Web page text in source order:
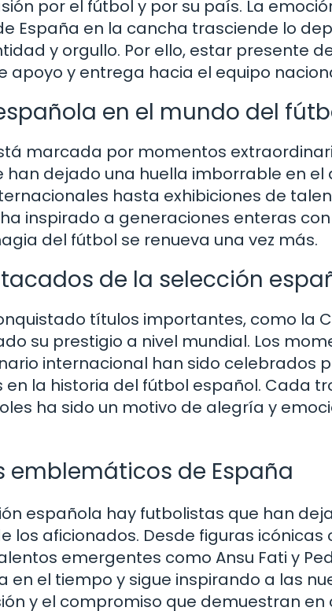
por el fútbol y por su país. La
España en la cancha trasciende lo
y orgullo. Por ello, estar presente
apoyo y entrega hacia el equipo
en el mundo del
marcada por momentos
dejado una huella imborrable en el
hasta exhibiciones de
inspirado a generaciones enteras
del fútbol se renueva una vez más.
de la selección
títulos importantes, como la
su prestigio a nivel mundial. Los
internacional han sido celebrados
la historia del fútbol español. Cada
ha sido un motivo de alegría y
emblemáticos de España
española hay futbolistas que han
aficionados. Desde figuras icónicas
emergentes como Ansu Fati y
el tiempo y sigue inspirando a las
y el compromiso que demuestran